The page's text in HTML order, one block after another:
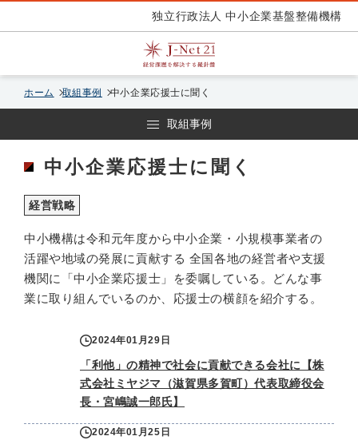
独立行政法人 中小企業基盤整備機構
ホーム 取組事例 中小企業応援士に聞く
取組事例
中小企業応援士に聞く
経営戦略
中小機構は令和元年度から中小企業・小規模事業者の
活躍や地域の発展に貢献する 全国各地の経営者や支援
機関に「中小企業応援士」を委嘱している。どんな事
業に取り組んでいるのか、応援士の横顔を紹介する。
2024年01月29日
「利他」の精神で社会に貢献できる会社に【株
式会社ミヤジマ（滋賀県多賀町）代表取締役会
長・宮嶋誠一郎氏】
2024年01月25日